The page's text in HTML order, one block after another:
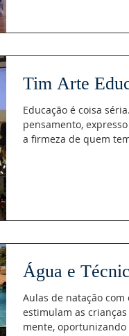
Tim Arte
Educação é coisa
pensamento,
a firmeza de quem
Água e
Aulas de natação
estimulam as crianças
mente,